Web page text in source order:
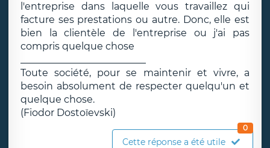
l'entreprise dans laquelle vous travaillez qui
facture ses prestations ou autre. Donc, elle est
bien la clientèle de l'entreprise ou j'ai pas
compris quelque chose
Toute société, pour se maintenir et vivre, a
besoin absolument de respecter quelqu'un et
quelque chose.
(Fiodor Dostoïevski)
Cette réponse a été utile
0